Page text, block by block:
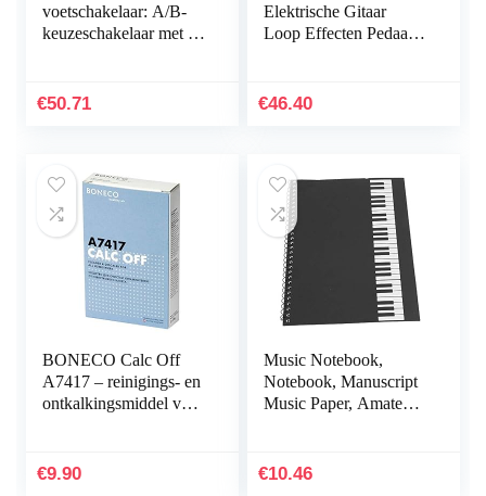
voetschakelaar: A/B-
keuzeschakelaar met 1-
robuuste BOSS-
€50.71
Elektrische Gitaar
Loop Effecten Pedaal
Elektrische Bas
€46.40
BONECO Calc Off
A7417 – reinigings- en
ontkalkingsmiddel voor
toepassingen
€9.90
Music Notebook,
Notebook, Manuscript
Music Paper, Amateurs
piano pattern)
€10.46